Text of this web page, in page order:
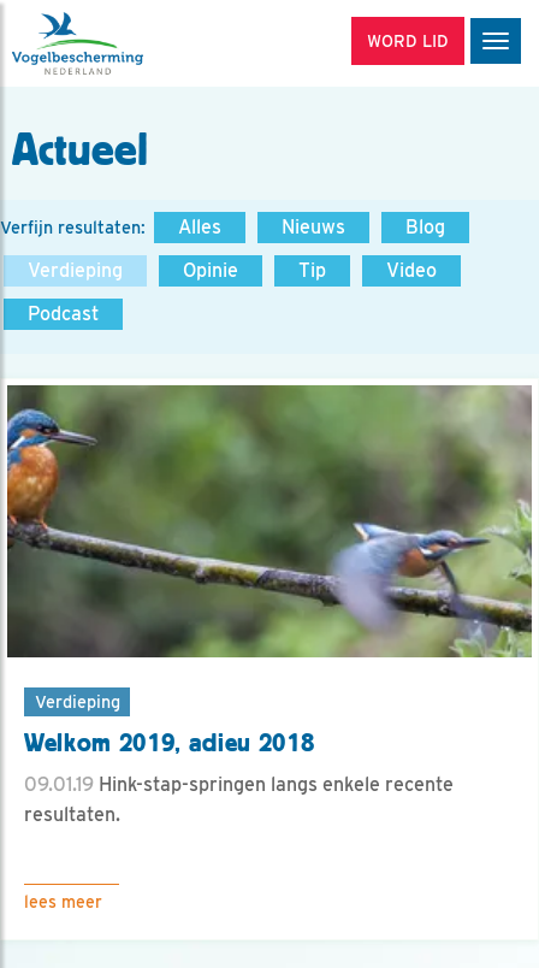
WORD LID
Actueel
Verfijn resultaten: Alles Nieuws
Blog
Verdieping
Opinie Tip
Video
Podcast
Verdieping
Welkom 2019, adieu 2018
09.01.19 Hink-stap-springen langs enkele recente
resultaten.
lees meer